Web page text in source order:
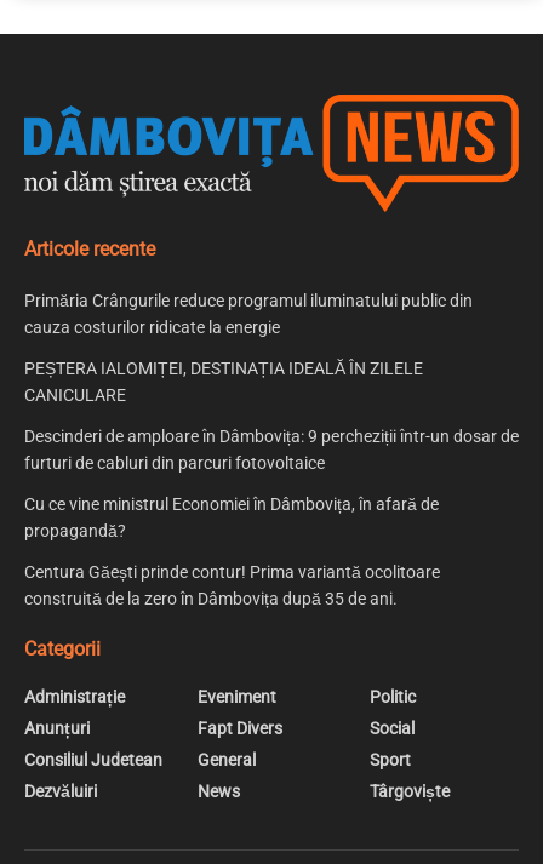
Articole recente
Primăria Crângurile reduce programul iluminatului public din
cauza costurilor ridicate la energie
PEȘTERA IALOMIȚEI, DESTINAȚIA IDEALĂ ÎN ZILELE
CANICULARE
Descinderi de amploare în Dâmbovița: 9 percheziții într-un dosar de
furturi de cabluri din parcuri fotovoltaice
Cu ce vine ministrul Economiei în Dâmbovița, în afară de
propagandă?
Centura Găești prinde contur! Prima variantă ocolitoare
construită de la zero în Dâmbovița după 35 de ani.
Categorii
Administrație
Anunțuri
Consiliul Judetean
Dezvăluiri
Eveniment
Fapt Divers
General
News
Politic
Social
Sport
Târgoviște